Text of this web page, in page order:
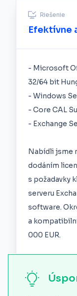
Riešenie
Efektívne
- Microsoft
32/64 bit
- Windows
- Core CAL
- Exchange
Nabídli jsme
dodáním
s požadavky
serveru
software.
a
000 EUR.